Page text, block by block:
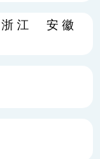
浙江
安徽